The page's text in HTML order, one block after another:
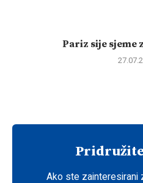
Pariz sije sjeme
Ako ste zainteresirani